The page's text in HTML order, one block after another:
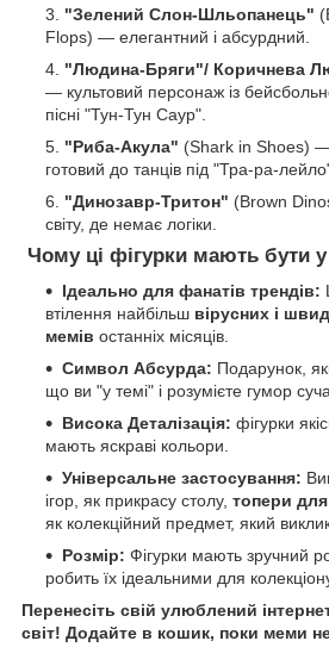
"Зелений Слон-Шльопанець"
Flops) — елегантний і абсурдний.
"Людина-Бряги"/ Коричнева
— культовий персонаж із
пісні "Тун-Тун Саур".
"Риба-Акула" (Shark in Shoes) —
готовий до танців під "Тра-ра-
"Динозавр-Тритон" (Brown
світу, де немає логіки.
Чому ці фігурки мають бути
Ідеально для фанатів трендів:
втілення найбільш вірусних і
мемів останніх місяців.
Символ Абсурда: Подарунок,
що ви "у темі" і розумієте гумор
Висока Деталізація: фігурки
мають яскраві кольори.
Універсальне застосування:
ігор, як прикрасу столу, топери
як колекційний предмет, який
Розмір: Фігурки мають зручний
робить їх ідеальними для
Перенесіть свій улюблений
світ! Додайте в кошик, поки меми